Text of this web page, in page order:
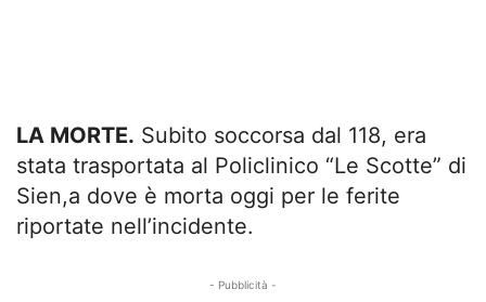
LA MORTE. Subito soccorsa dal 118, era
stata trasportata al Policlinico “Le Scotte” di
Sien,a dove è morta oggi per le ferite
riportate nell’incidente.
- Pubblicità -